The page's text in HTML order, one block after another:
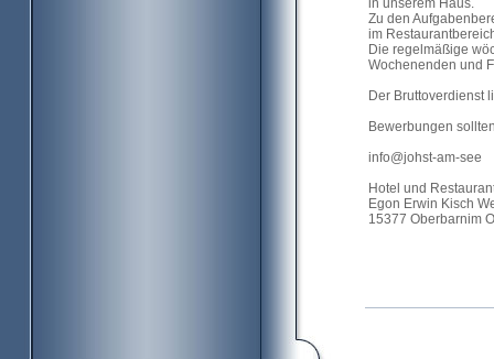
in unserem Haus.
Zu den
im
Die regelmäßige
Wochenenden und
Der Bruttoverdienst
Bewerbungen
info@johst-am-see
Hotel und
Egon Erwin Kisch
15377 Oberbarnim